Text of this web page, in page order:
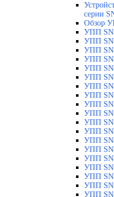
серии
Обзор
УПП
УПП
УПП
УПП
УПП
УПП
УПП
УПП
УПП
УПП
УПП
УПП
УПП
УПП
УПП
УПП
УПП
УПП
УПП